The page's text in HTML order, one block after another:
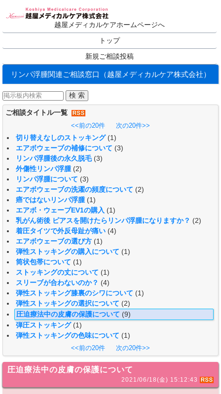
越屋メディカルケアホームページへ
トップ
新規ご相談投稿
リンパ浮腫関連ご相談窓口（越屋メディカルケア株式会社）
ご相談タイトル一覧
<<前の20件
次の20件>>
切り替えなしのストッキング (1)
エアボウェーブの補修について (3)
リンパ浮腫後の永久脱毛 (3)
外傷性リンパ浮腫 (2)
リンパ浮腫について (3)
エアボウェーブの洗濯の頻度について (2)
癌ではないリンパ浮腫 (1)
エアボ・ウェーブEV1の購入 (1)
乳がん術後 ピアスを開けたらリンパ浮腫になりますか？ (2)
着圧タイツで外反母趾が痛い (4)
エアボウェーブの選び方 (1)
弾性ストッキングの購入について (1)
筒状包帯について (1)
ストッキングの丈について (1)
スリーブが合わないのか？ (4)
弾性ストッキング膝裏のシワについて (1)
弾性ストッキングの選択について (2)
圧迫療法中の皮膚の保護について (9)
弾圧ストッキング (1)
弾性ストッキングの色味について (1)
<<前の20件
次の20件>>
圧迫療法中の皮膚の保護について
2021/06/18(金) 15:12:43